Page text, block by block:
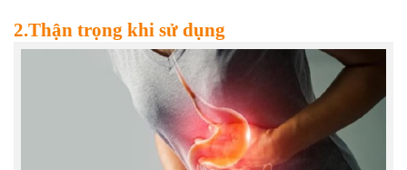
2.Thận trọng khi sử dụng